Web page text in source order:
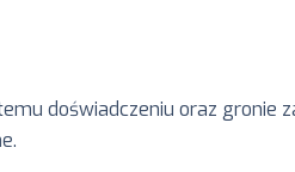
doświadczeniu oraz